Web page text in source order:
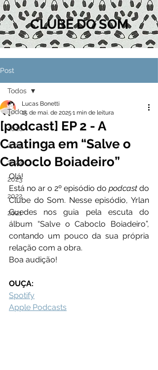
CLUBE DO SOM
Post
Todos
2026
2025
2024
2023
2022
2021
Todos
[podcast] EP 2 - A
Caatinga em “Salve o
Caboclo Boiadeiro”
Lucas Bonetti
15 de mai. de 2025 1 min de leitura
Olá!
Está no ar o 2º episódio do podcast do
Clube do Som. Nesse episódio, Yrlan
Guedes nos guia pela escuta do
álbum “Salve o Caboclo Boiadeiro”,
contando um pouco da sua própria
relação com a obra.
Boa audição!
OUÇA:
Spotify
Apple Podcasts